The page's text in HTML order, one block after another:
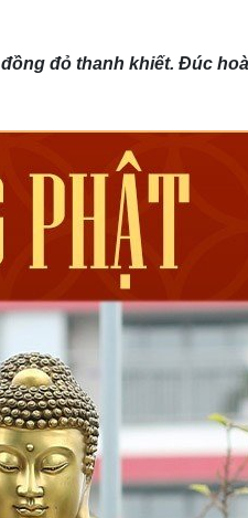
đỏ thanh khiết. Đúc